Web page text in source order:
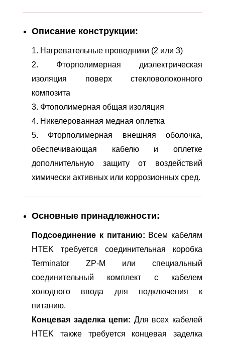
Описание конструкции:
1. Нагревательные проводники (2 или 3)
2. Фторполимерная диэлектрическая
изоляция поверх стекловолоконного
композита
3. Фтополимерная общая изоляция
4. Никелерованная медная оплетка
5. Фторполимерная внешняя оболочка,
обеспечивающая кабелю и оплетке
дополнительную защиту oт воздействий
химически активных или коррозионных сред.
Основные принадлежности:
Подсоединение к питанию: Всем кабелям
НTEK требуется соединительная коробка
Terminator ZP-M или специальный
соединительный комплект с кабелем
холодного ввода для подключения к
питанию.
Концевая заделка цепи: Для всех кабелей
НTEK также требуется концевая заделка